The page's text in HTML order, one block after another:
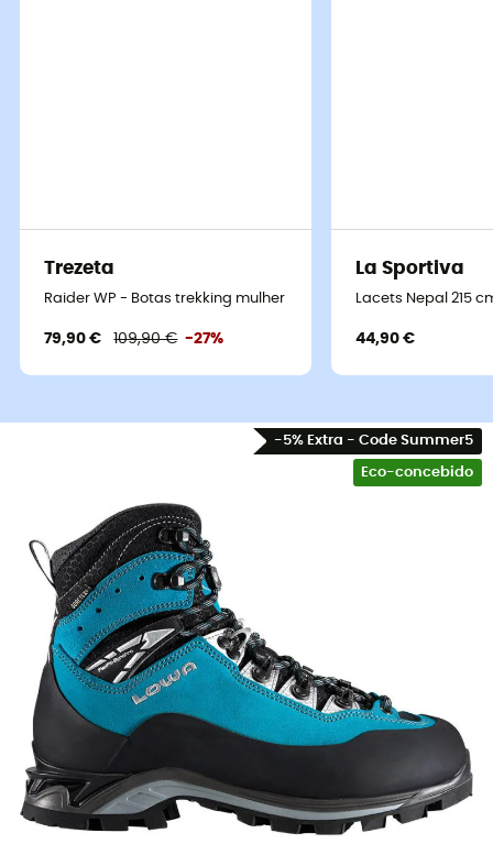
Trezeta
Raider WP - Botas trekking mulher
79,90 € 109,90 € -27%
La Sportiva
Lacets Nepal 215
44,90 €
-5% Extra - Code Summer5
Eco-concebido